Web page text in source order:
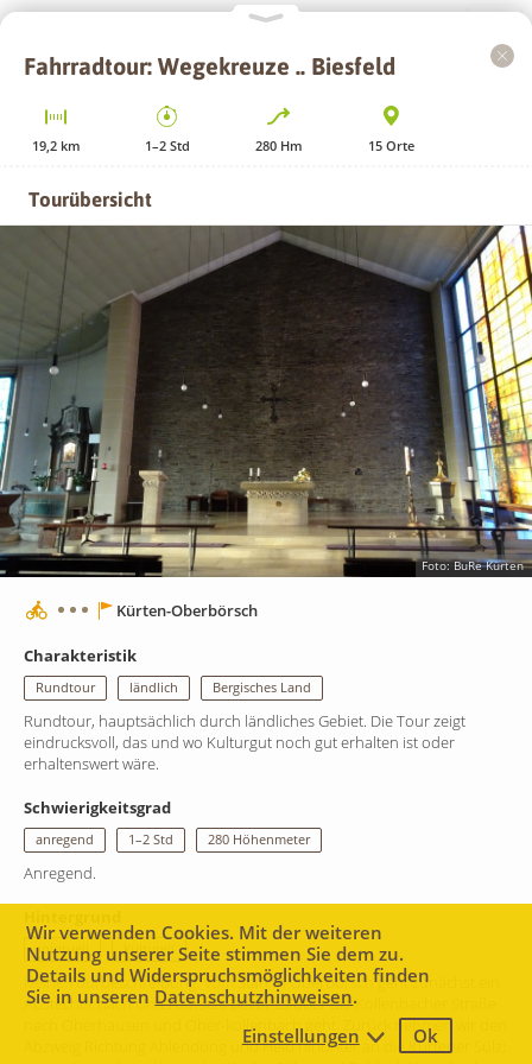
1 km
Mapboxcontributors,
GPS
Fahrradtour: Wegekreuze .. Biesfeld
19,2km 1–2 Std 280 Hm 15Orte
Tourübersicht
Foto: BuRe Kürten
Kürten-Oberbörsch
Charakteristik
Rundtour ländlich Bergisches Land
Rundtour, hauptsächlich durch ländliches Gebiet. Die Tour zeigt
eindrucksvoll, das und wo Kulturgut noch gut erhalten ist oder
erhaltenswert wäre.
Schwierigkeitsgrad
anregend 1–2 Std 280 Höhenmeter
Anregend.
spirituell kulturell
kleine Tourbeschreibung: vom Start in Oberbörsch geht zunächst ein
Abstecher nach Unterbörsch, bevor es über die Kollenbacher Straße
nach Oberhausen und Ober-kollenbach geht. Zurück nehmen wir den
Abzweig Richtung Ahlendung und Heid hinunter an die Kürtener Sülz;
Wir verwenden Cookies. Mit der weiteren
Nutzung unserer Seite stimmen Sie dem zu.
Details und Widerspruchsmöglichkeiten finden
Sie in unseren Datenschutzhinweisen.
Einstellungen
Ok